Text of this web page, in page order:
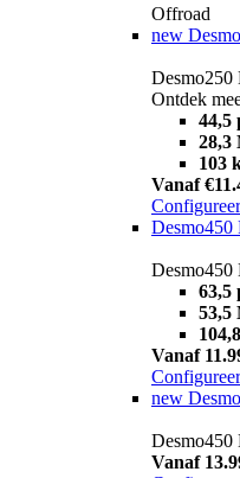
Offroad
new
Ontdek
44,5
28,3
103
Vanaf
Configureer
63,5
53,5
Vanaf
Configureer
new
Vanaf